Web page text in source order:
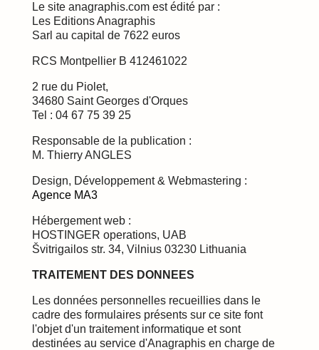
Le site anagraphis.com est édité par :
Les Editions Anagraphis
Sarl au capital de 7622 euros
RCS Montpellier B 412461022
2 rue du Piolet,
34680 Saint Georges d'Orques
Tel : 04 67 75 39 25
Responsable de la publication :
M. Thierry ANGLES
Design, Développement & Webmastering :
Agence MA3
Hébergement web :
HOSTINGER operations, UAB
Švitrigailos str. 34, Vilnius 03230 Lithuania
TRAITEMENT DES DONNEES
Les données personnelles recueillies dans le
cadre des formulaires présents sur ce site font
l'objet d'un traitement informatique et sont
destinées au service d'Anagraphis en charge de